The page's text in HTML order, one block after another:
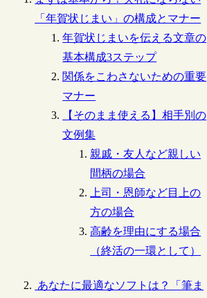
「年賀状じまい」の構成とマナー
年賀状じまいを伝える文章の
基本構成3ステップ
関係をこわさないための重要
マナー
【そのまま使える】相手別の
文例集
親戚・友人など親しい
間柄の場合
上司・恩師など目上の
方の場合
高齢を理由にする場合
（終活の一環として）
あなたに最適なソフトは？「筆ま